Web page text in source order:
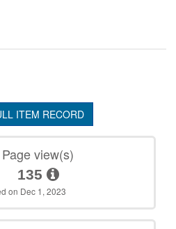
ITEM RECORD
Page view(s)
135
on Dec 1, 2023